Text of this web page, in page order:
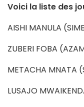
Voici la liste des
AISHI MANULA
ZUBERI FOBA
METACHA MNATA
LUSAJO